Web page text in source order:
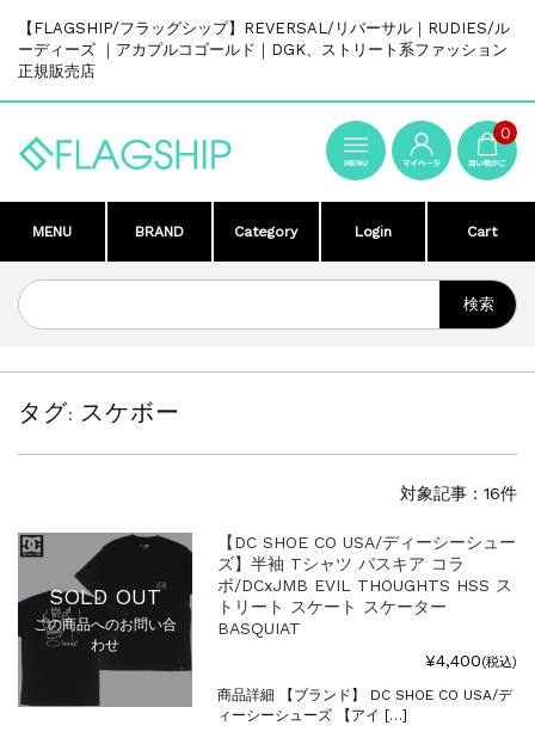
【FLAGSHIP/フラッグシップ】REVERSAL/リバーサル｜RUDIES/ル
ーディーズ ｜アカプルコゴールド｜DGK、ストリート系ファッション
正規販売店
0
MENU BRAND Category Login Cart
タグ:スケボー
対象記事：16件
SOLD OUT
この商品へのお問い合
わせ
【DC SHOE CO USA/ディーシーシュー
ズ】半袖 Tシャツ バスキア コラ
ボ/DCxJMB EVIL THOUGHTS HSS ス
トリート スケート スケーター
BASQUIAT
¥4,400(税込)
商品詳細 【ブランド】 DC SHOE CO USA/デ
ィーシーシューズ 【アイ […]